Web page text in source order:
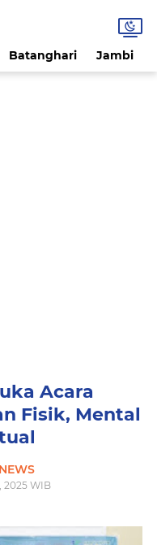
Batanghari Jambi
Acara
Fisik, Mental
2025 WIB